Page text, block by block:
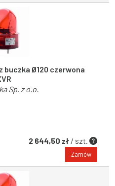
buczka Ø120 czerwona
Sp. z o.o.
2 644,50 zł / szt.
Zamów